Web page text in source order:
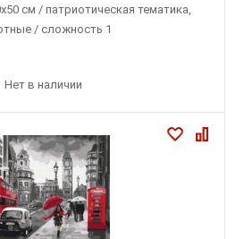
см / патриотическая тематика,
/ сложность 1
Нет в наличии